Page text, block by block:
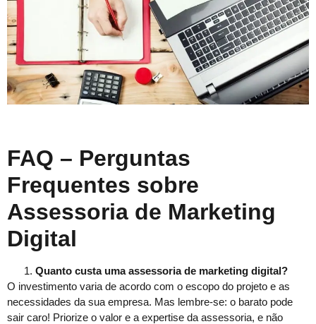
FAQ – Perguntas
Frequentes sobre
Assessoria de Marketing
Digital
Quanto custa uma assessoria de marketing digital?
O investimento varia de acordo com o escopo do projeto e as
necessidades da sua empresa. Mas lembre-se: o barato pode
sair caro! Priorize o valor e a expertise da assessoria, e não